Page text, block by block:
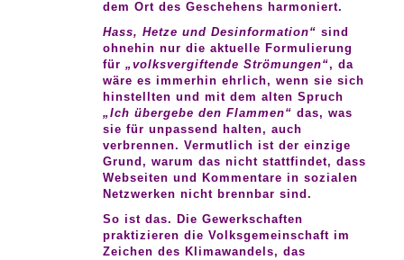
dem Ort des Geschehens harmoniert.
Hass, Hetze und Desinformation“ sind
ohnehin nur die aktuelle Formulierung
für„volksvergiftende Strömungen“, da
wäre es immerhin ehrlich, wenn sie sich
hinstellten und mit dem alten Spruch
„Ich übergebe den Flammen“ das, was
sie für unpassend halten, auch
verbrennen. Vermutlich ist der einzige
Grund, warum das nicht stattfindet, dass
Webseiten und Kommentare in sozialen
Netzwerken nicht brennbar sind.
So ist das. Die Gewerkschaften
praktizieren die Volksgemeinschaft im
Zeichen des Klimawandels, das